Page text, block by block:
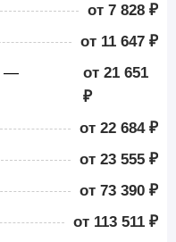
от 7 828 ₽
от 11 647 ₽
—
от 21 651
₽
от 22 684 ₽
от 23 555 ₽
от 73 390 ₽
от 113 511 ₽